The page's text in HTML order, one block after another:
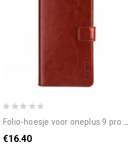
folio-hoesje voor oneplus 9 pro imitatieleer idewei
€16.40